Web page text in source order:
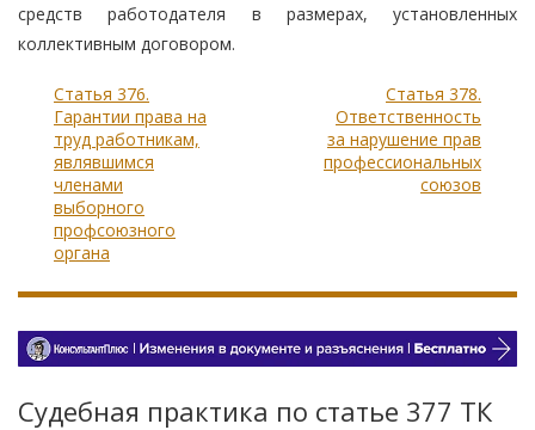
средств работодателя в размерах, установленных
коллективным договором.
Статья 376.
Гарантии права на
труд работникам,
являвшимся
членами
выборного
профсоюзного
органа
Статья 378.
Ответственность
за нарушение прав
профессиональных
союзов
Судебная практика по статье 377 TК